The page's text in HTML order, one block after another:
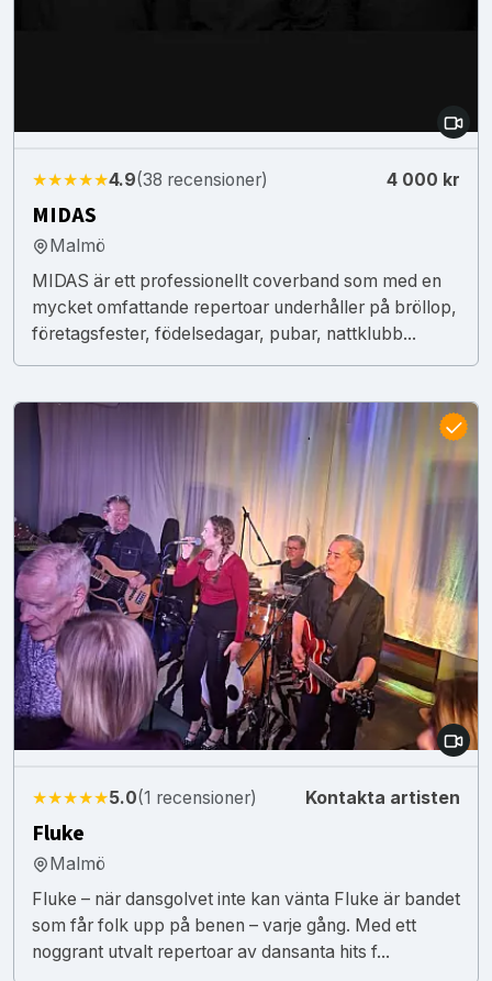
★★★★★4.9(38 recensioner) 4 000 kr
MIDAS
Malmö
MIDAS är ett professionellt coverband som med en
mycket omfattande repertoar underhåller på bröllop,
företagsfester, födelsedagar, pubar, nattklubb...
★★★★★5.0(1 recensioner) Kontakta artisten
Fluke
Malmö
Fluke – när dansgolvet inte kan vänta Fluke är bandet
som får folk upp på benen – varje gång. Med ett
noggrant utvalt repertoar av dansanta hits f...